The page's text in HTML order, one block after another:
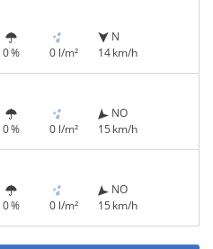
0 % 0 l/m²
N
14 km/h
0 % 0 l/m²
NO
15 km/h
0 % 0 l/m²
NO
15 km/h